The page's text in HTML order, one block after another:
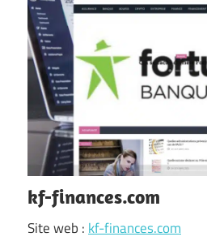
kf-finances.com
Site web : kf-finances.com